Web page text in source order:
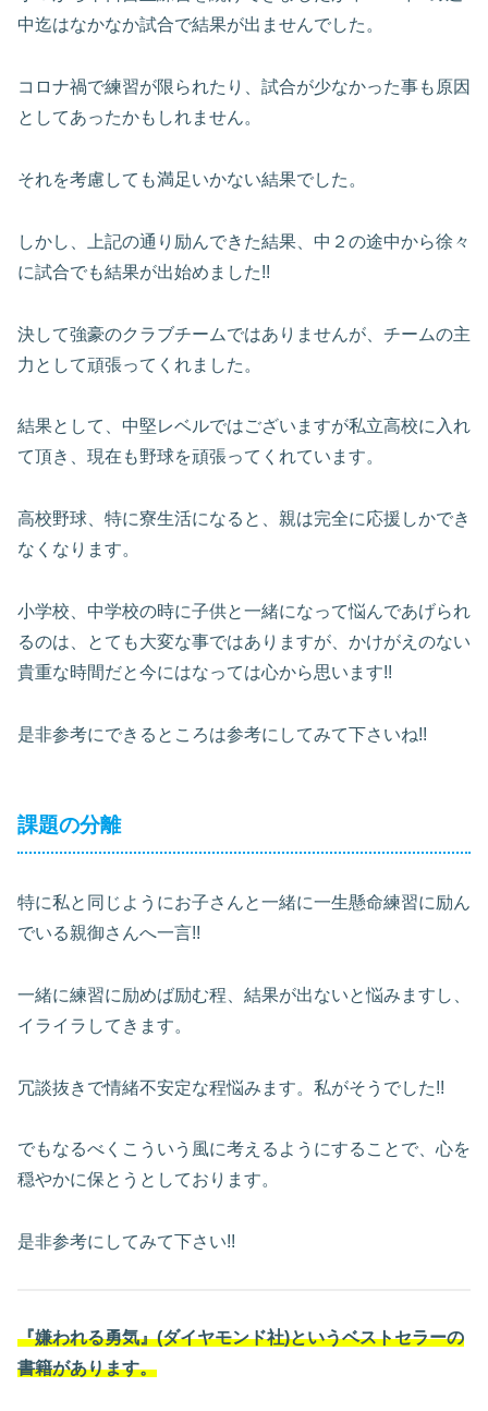
中迄はなかなか試合で結果が出ませんでした。
コロナ禍で練習が限られたり、試合が少なかった事も原因
としてあったかもしれません。
それを考慮しても満足いかない結果でした。
しかし、上記の通り励んできた結果、中２の途中から徐々
に試合でも結果が出始めました!!
決して強豪のクラブチームではありませんが、チームの主
力として頑張ってくれました。
結果として、中堅レベルではございますが私立高校に入れ
て頂き、現在も野球を頑張ってくれています。
高校野球、特に寮生活になると、親は完全に応援しかでき
なくなります。
小学校、中学校の時に子供と一緒になって悩んであげられ
るのは、とても大変な事ではありますが、かけがえのない
貴重な時間だと今にはなっては心から思います!!
是非参考にできるところは参考にしてみて下さいね!!
課題の分離
特に私と同じようにお子さんと一緒に一生懸命練習に励ん
でいる親御さんへ一言!!
一緒に練習に励めば励む程、結果が出ないと悩みますし、
イライラしてきます。
冗談抜きで情緒不安定な程悩みます。私がそうでした!!
でもなるべくこういう風に考えるようにすることで、心を
穏やかに保とうとしております。
是非参考にしてみて下さい!!
『嫌われる勇気』(ダイヤモンド社)というベストセラーの
書籍があります。